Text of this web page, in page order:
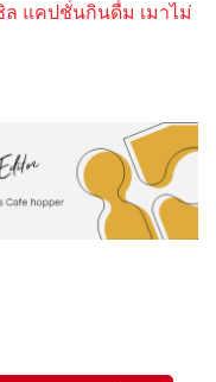
แคปชั่นกินดื่ม เมาไม่